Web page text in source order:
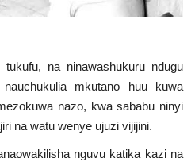
na ninawashukuru ndugu
mkutano huu kuwa
nazo, kwa sababu ninyi
na watu wenye ujuzi vijijini.
nguvu katika kazi na